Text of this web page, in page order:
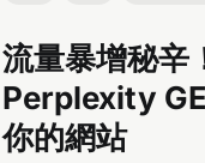
流量暴增秘辛
Perplexity
你的網站